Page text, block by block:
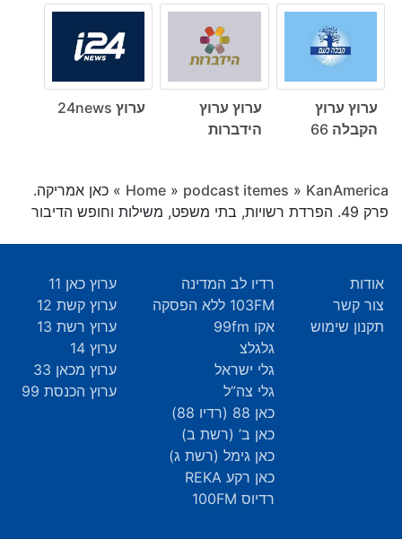
ערוץ ערוץ
הקבלה 66
ערוץ ערוץ
הידברות
ערוץ 24news
Home » podcast itemes » KanAmerica
» כאן אמריקה.
פרק 49. הפרדת רשויות, בתי משפט, משילות וחופש הדיבור
אודות
צור קשר
תקנון שימוש
רדיו לב המדינה
103FM ללא הפסקה
אקו 99fm
גלגלצ
גלי ישראל
גלי צה”ל
כאן 88 (רדיו 88)
כאן ב’ (רשת ב)
כאן גימל (רשת ג)
כאן רקע REKA
רדיוס 100FM
ערוץ כאן 11
ערוץ קשת 12
ערוץ רשת 13
ערוץ 14
ערוץ מכאן 33
ערוץ הכנסת 99